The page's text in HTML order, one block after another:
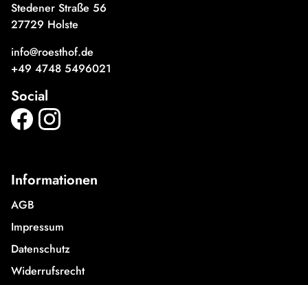
Stedener Straße 56
27729 Holste
info@roesthof.de
+49 4748 5496021
Social
Informationen
AGB
Impressum
Datenschutz
Widerrufsrecht